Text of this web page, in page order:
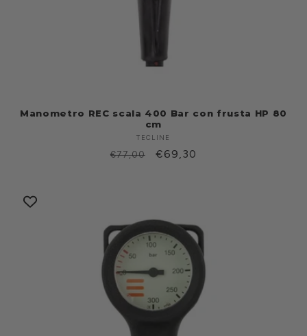
Manometro REC scala 400 Bar con frusta HP 80
cm
Produttore:
TECLINE
Prezzo
€77,00
Prezzo
€69,30